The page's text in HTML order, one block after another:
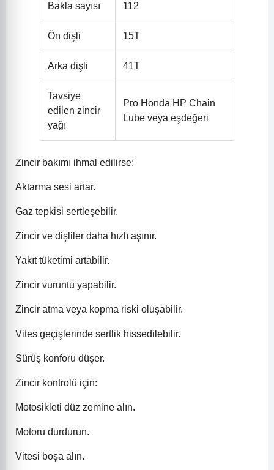
Bakla sayısı 112
Ön dişli 15T
Arka dişli 41T
Tavsiye
edilen zincir
yağı
Pro Honda HP Chain
Lube veya eşdeğeri
Zincir bakımı ihmal edilirse:
Aktarma sesi artar.
Gaz tepkisi sertleşebilir.
Zincir ve dişliler daha hızlı aşınır.
Yakıt tüketimi artabilir.
Zincir vuruntu yapabilir.
Zincir atma veya kopma riski oluşabilir.
Vites geçişlerinde sertlik hissedilebilir.
Sürüş konforu düşer.
Zincir kontrolü için:
Motosikleti düz zemine alın.
Motoru durdurun.
Vitesi boşa alın.